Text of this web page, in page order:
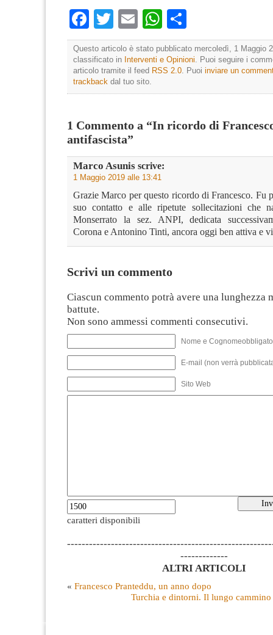
Facebook
TwitterEmailWhatsApp
Questo articolo è stato pubblicato mercoledì, 1 Maggio
classificato in Interventi e Opinioni. Puoi seguire i
articolo tramite il feed RSS 2.0. Puoi inviare un
trackback dal tuo sito.
1 Commento a “In ricordo di
antifascista”
Marco Asunis scrive:
1 Maggio 2019 alle 13:41
Grazie Marco per questo ricordo di Francesco. Fu
suo contatto e alle ripetute sollecitazioni che
Monserrato la sez. ANPI, dedicata
Corona e Antonino Tinti, ancora oggi ben attiva e
Scrivi un commento
Ciascun commento potrà avere una lunghezza
battute.
Non sono ammessi commenti consecutivi.
Nome e
E-mail (non verrà
Sito Web
caratteri disponibili
-------------
ALTRI ARTICOLI
« Francesco Pranteddu, un anno dopo
Turchia e dintorni. Il lungo